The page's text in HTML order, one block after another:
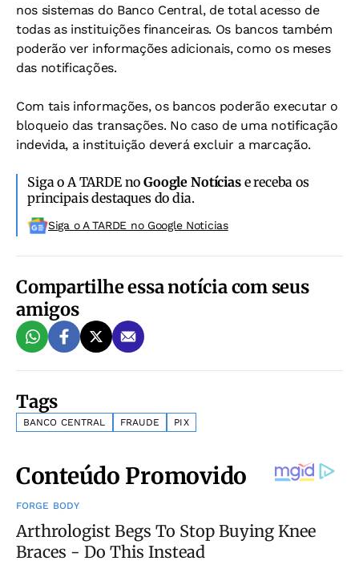
nos sistemas do Banco Central, de total acesso de
todas as instituições financeiras. Os bancos também
poderão ver informações adicionais, como os meses
das notificações.
Com tais informações, os bancos poderão executar o
bloqueio das transações. No caso de uma notificação
indevida, a instituição deverá excluir a marcação.
Siga o A TARDE noGoogle Notíciase receba os
principais destaques do dia.
Siga o A TARDE no Google Noticias
Compartilhe essa notícia com seus
amigos
Tags
BANCO CENTRAL FRAUDE PIX